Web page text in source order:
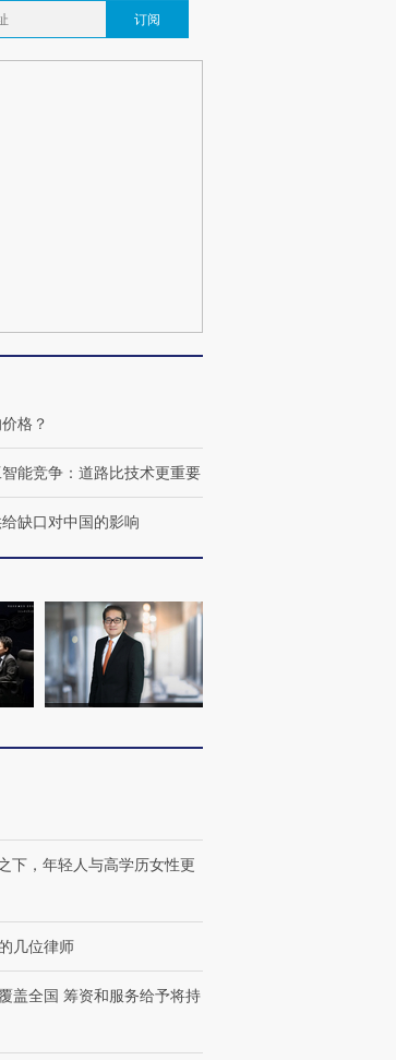
订阅
格？
能竞争：道路比技术更重要
缺口对中国的影响
下，年轻人与高学历女性更
几位律师
盖全国 筹资和服务给予将持